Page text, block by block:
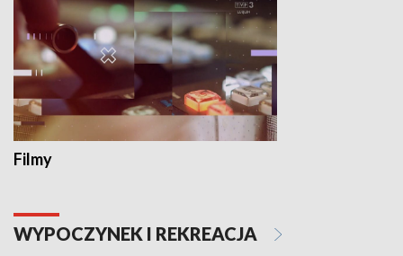
Filmy
WYPOCZYNEK I REKREACJA